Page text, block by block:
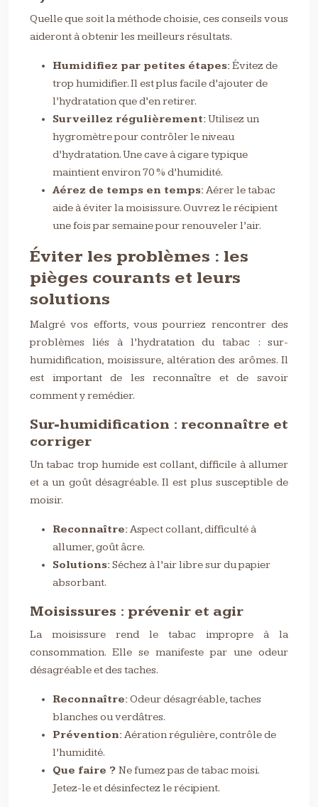
Quelle que soit la méthode choisie, ces conseils vous
aideront à obtenir les meilleurs résultats.
Humidifiez par petites étapes:Évitez de
trop humidifier. Il est plus facile d’ajouter de
l’hydratation que d’en retirer.
Surveillez régulièrement:Utilisez un
hygromètre pour contrôler le niveau
d’hydratation. Une cave à cigare typique
maintient environ 70 % d’humidité.
Aérez de temps en temps:Aérer le tabac
aide à éviter la moisissure. Ouvrez le récipient
une fois par semaine pour renouveler l’air.
Éviter les problèmes : les
pièges courants et leurs
solutions
Malgré vos efforts, vous pourriez rencontrer des
problèmes liés à l’hydratation du tabac : sur-
humidification, moisissure, altération des arômes. Il
est important de les reconnaître et de savoir
comment y remédier.
Sur-humidification : reconnaître et
corriger
Un tabac trop humide est collant, difficile à allumer
et a un goût désagréable. Il est plus susceptible de
moisir.
Reconnaître:Aspect collant, difficulté à
allumer, goût âcre.
Solutions:Séchez à l’air libre sur du papier
absorbant.
Moisissures : prévenir et agir
La moisissure rend le tabac impropre à la
consommation. Elle se manifeste par une odeur
désagréable et des taches.
Reconnaître:Odeur désagréable, taches
blanches ou verdâtres.
Prévention:Aération régulière, contrôle de
l’humidité.
Que faire ? Ne fumez pas de tabac moisi.
Jetez-le et désinfectez le récipient.